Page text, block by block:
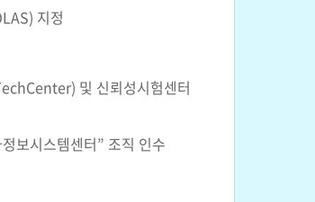
지정
및 신뢰성시험센터
보시스템센터” 조직 인수